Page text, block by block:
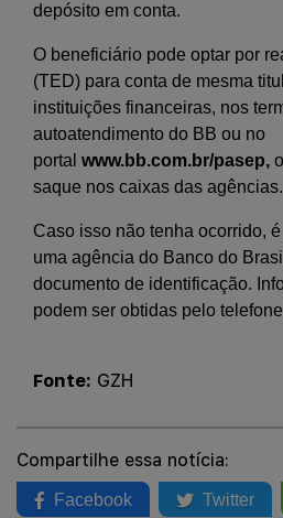
depósito em conta.
O beneficiário pode optar por
(TED) para conta de mesma
instituições financeiras, nos
autoatendimento do BB ou no
portal www.bb.com.br/pasep,
saque nos caixas das agências.
Caso isso não tenha ocorrido,
uma agência do Banco do
documento de identificação.
podem ser obtidas pelo
Fonte: GZH
Compartilhe essa notícia:
Facebook Twitter